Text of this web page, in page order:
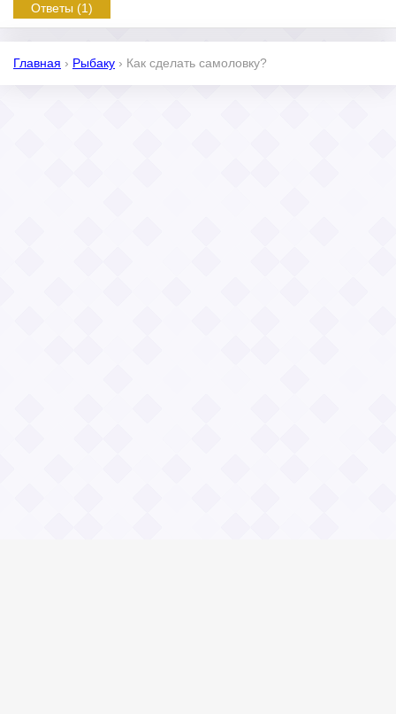
Ответы (1)
Главная › Рыбаку › Как сделать самоловку?